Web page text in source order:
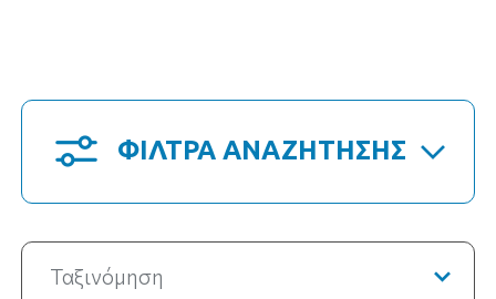
ΦΙΛΤΡΑ ΑΝΑΖΗΤΗΣΗΣ
Ταξινόμηση